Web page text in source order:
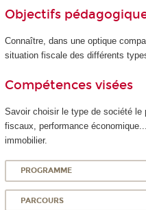
Objectifs
Connaître, dans une optique
situation fiscale des différents
Compétences visées
Savoir choisir le type de société le
fiscaux, performance
immobilier.
PROGRAMME
PARCOURS